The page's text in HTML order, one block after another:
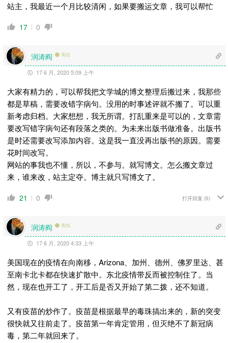
站主，我最近一个月比较清闲，如果要搬运文章，我可以帮忙
17 0
润涛阎 离线
17 6 月, 2020 5:09 上午
大家有精力的，可以帮我把文学城的博文整理后搬过来，我那些
都是草稿，需要改错字病句。没用的时事述评就不搬了。可以重
新考虑归档。大家想想，我无所谓。打乱重来是可以的，文章需
要改写错字病句还有段落之类的。为未来出版书做准备。出版书
是时还需要改写添加内容。这是我一直没再出版书的原因。需要
花时间改写。
网站的事我也不懂，所以，不参与。就写博文。怎么搬文章过
来，谁来改，站主定夺。博主就只写博文了。
21 0 打开回复 (5)
润涛阎 离线
17 6 月, 2020 4:33 上午
美国现在的疫情在向南移，Arizona、加州、德州、佛罗里达、甚
至南卡北卡都在快速扩散中。东北疫情带反而被控制住了。当
然，现在也开工了，开工后是否又开始了第二拨，还不知道。
又有疫苗的炒作了。疫苗是根据最早的毒珠搞出来的，新的突变
很快就又往前走了。疫苗第一年肯定管用，但灭绝不了新冠病
毒，第二年就回来了。